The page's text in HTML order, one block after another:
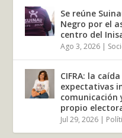
Se reúne
Negro por el
centro del
Ago 3, 2026 |
CIFRA: la
expectativas
comunicación
propio
Jul 29, 2026 |